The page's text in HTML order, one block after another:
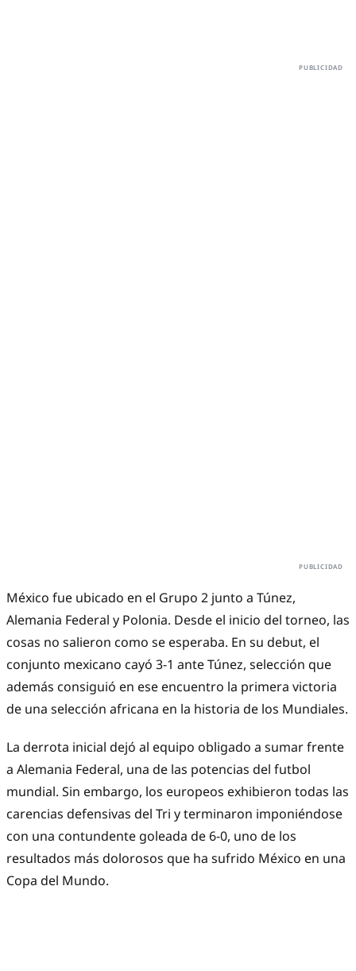
México fue ubicado en el Grupo 2 junto a Túnez,
Alemania Federal y Polonia. Desde el inicio del torneo, las
cosas no salieron como se esperaba. En su debut, el
conjunto mexicano cayó 3-1 ante Túnez, selección que
además consiguió en ese encuentro la primera victoria
de una selección africana en la historia de los Mundiales.
La derrota inicial dejó al equipo obligado a sumar frente
a Alemania Federal, una de las potencias del futbol
mundial. Sin embargo, los europeos exhibieron todas las
carencias defensivas del Tri y terminaron imponiéndose
con una contundente goleada de 6-0, uno de los
resultados más dolorosos que ha sufrido México en una
Copa del Mundo.